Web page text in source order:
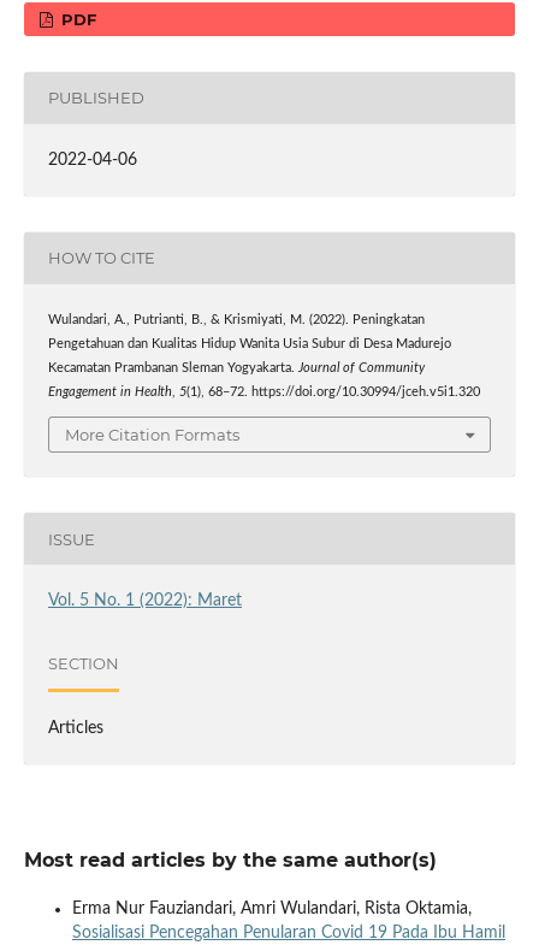
PDF
PUBLISHED
2022-04-06
HOW TO CITE
Wulandari, A., Putrianti, B., & Krismiyati, M. (2022). Peningkatan
Pengetahuan dan Kualitas Hidup Wanita Usia Subur di Desa Madurejo
Kecamatan Prambanan Sleman Yogyakarta.
Journal of Community
Engagement in Health, 5(1), 68–72. https://doi.org/10.30994/jceh.v5i1.320
More Citation Formats
ISSUE
Vol. 5 No. 1 (2022): Maret
SECTION
Articles
Most read articles by the same author(s)
Erma Nur Fauziandari, Amri Wulandari, Rista Oktamia,
Sosialisasi Pencegahan Penularan Covid 19 Pada Ibu Hamil